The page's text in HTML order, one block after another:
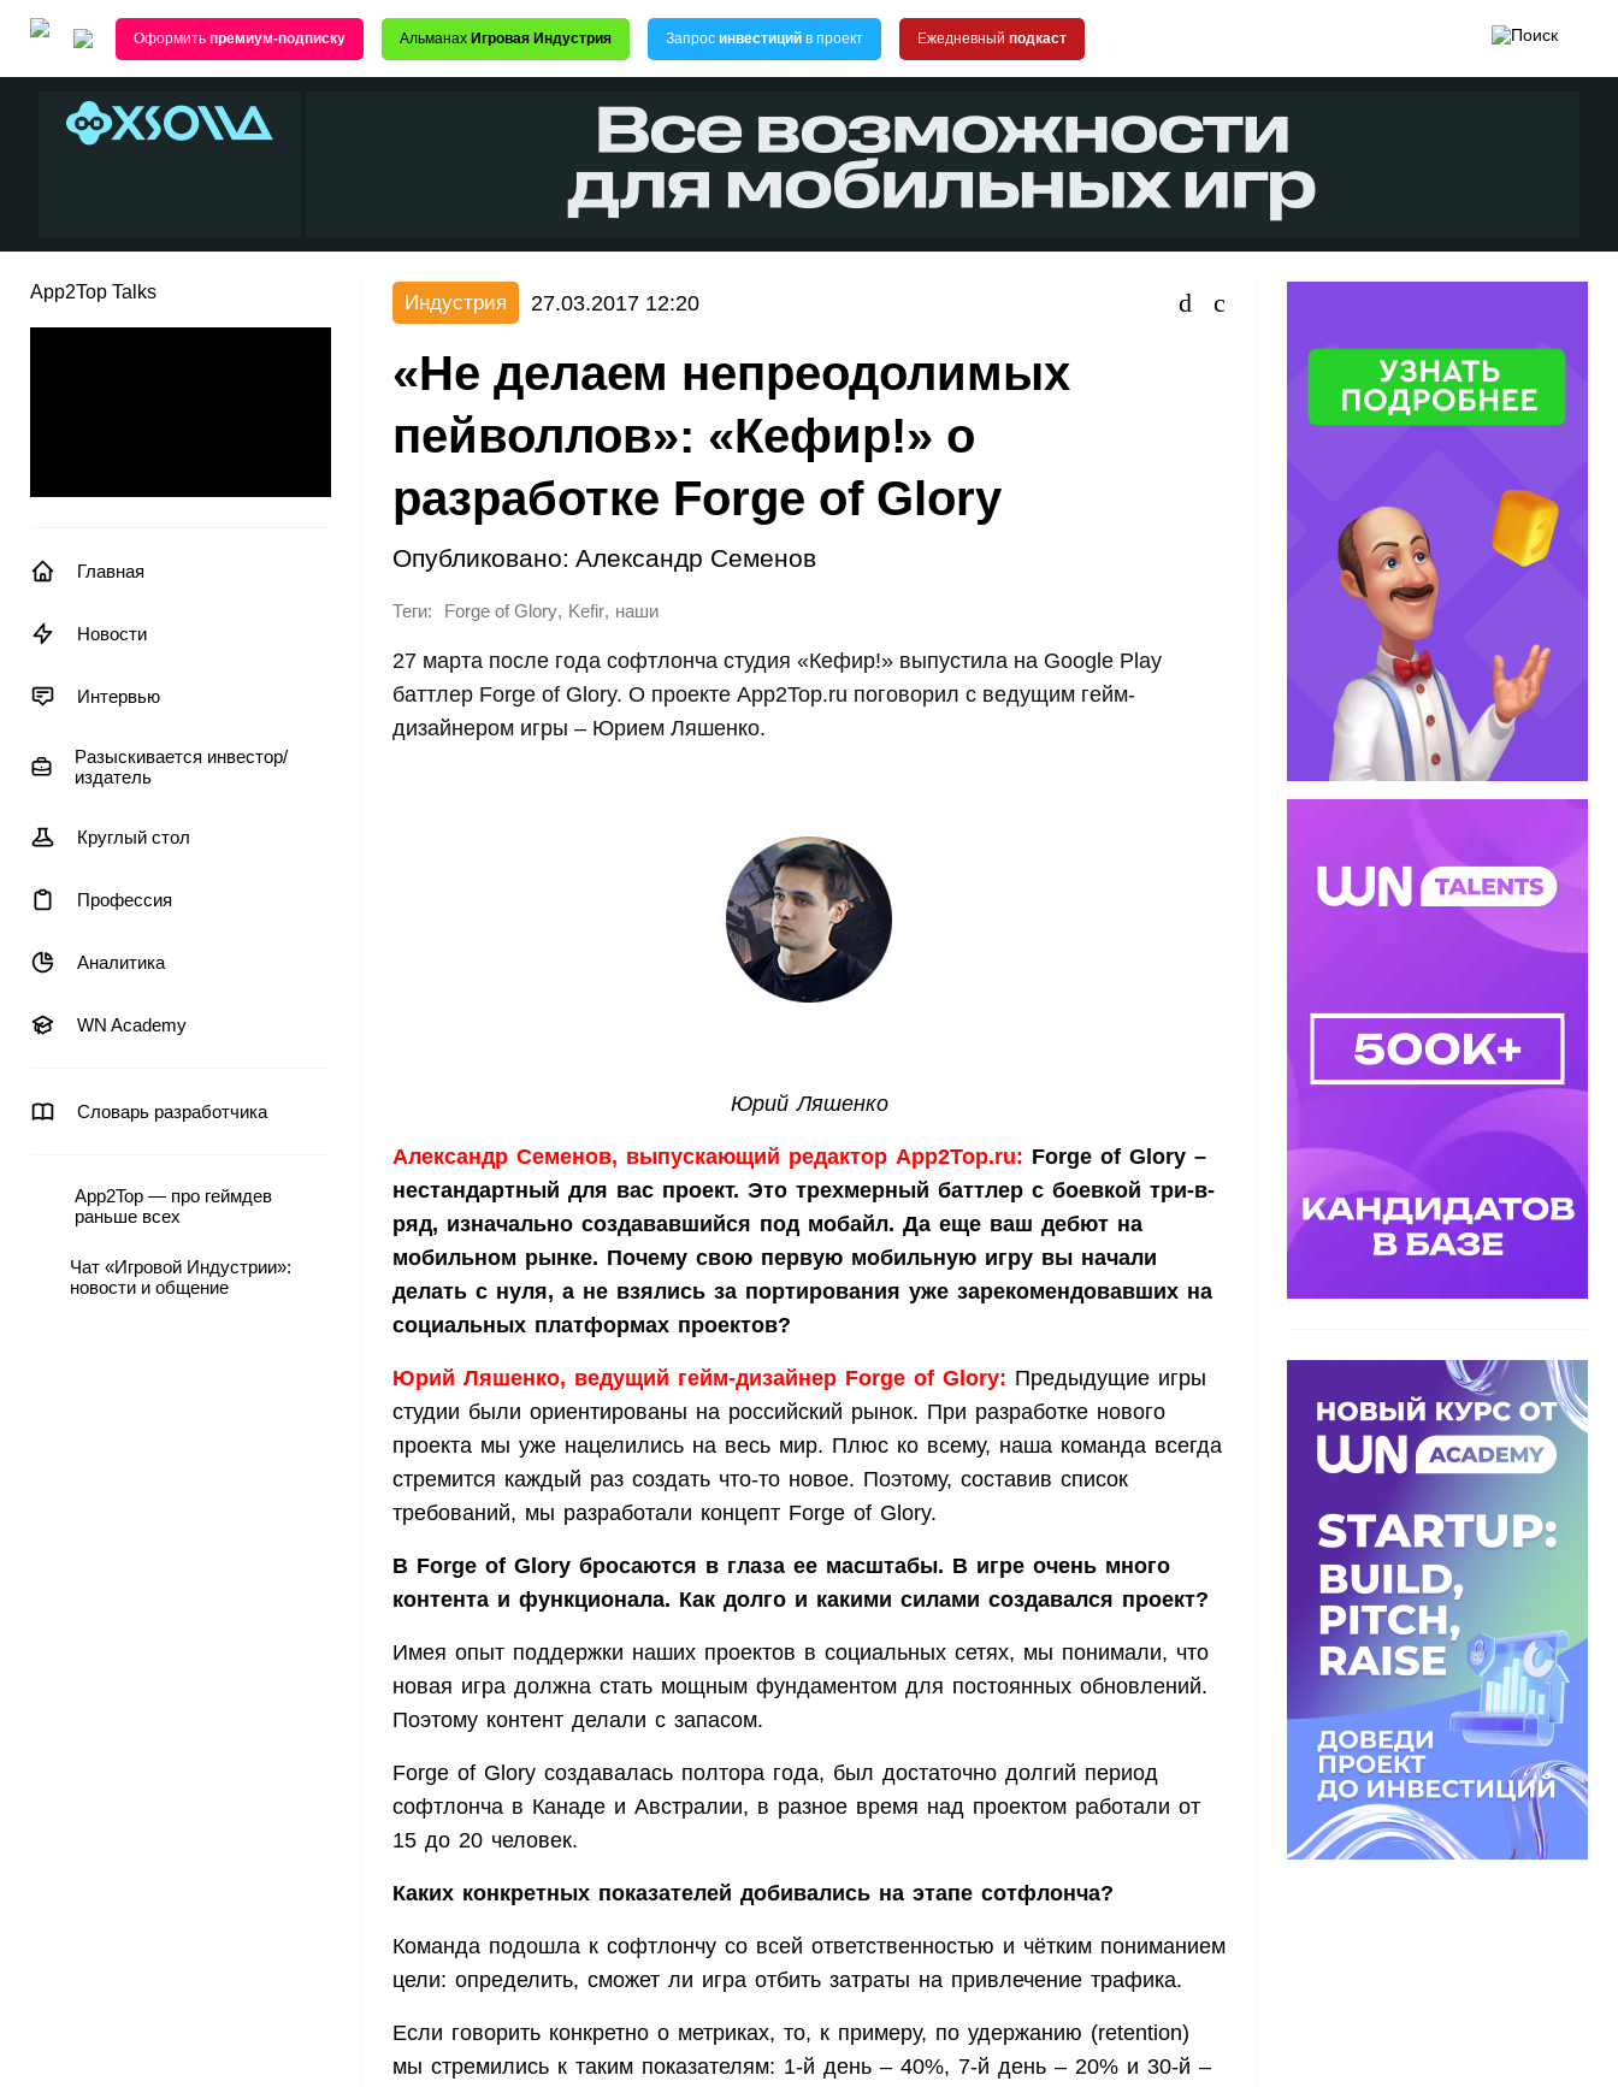
Оформить премиум-подписку Альманах Игровая Индустрия Запрос инвестиций в проект Ежедневный подкаст
App2Top Talks
Главная
Новости
Интервью
Разыскивается инвестор/
издатель
Круглый стол
Профессия
Аналитика
WN Academy
Словарь разработчика
App2Top — про геймдев
раньше всех
Чат «Игровой Индустрии»:
новости и общение
Индустрия 27.03.2017 12:20
«Не делаем непреодолимых
пейволлов»: «Кефир!» о
разработке Forge of Glory
Опубликовано: Александр Семенов
Теги: Forge of Glory, Kefir, наши
27 марта после года софтлонча студия «Кефир!» выпустила на Google Play
баттлер Forge of Glory. О проекте App2Top.ru поговорил с ведущим гейм-
дизайнером игры – Юрием Ляшенко.
Юрий Ляшенко
Александр Семенов, выпускающий редактор App2Top.ru: Forge of Glory –
нестандартный для вас проект. Это трехмерный баттлер с боевкой три-в-
ряд, изначально создававшийся под мобайл. Да еще ваш дебют на
мобильном рынке. Почему свою первую мобильную игру вы начали
делать с нуля, а не взялись за портирования уже зарекомендовавших на
социальных платформах проектов?
Юрий Ляшенко, ведущий гейм-дизайнер Forge of Glory: Предыдущие игры
студии были ориентированы на российский рынок. При разработке нового
проекта мы уже нацелились на весь мир. Плюс ко всему, наша команда всегда
стремится каждый раз создать что-то новое. Поэтому, составив список
требований, мы разработали концепт Forge of Glory.
В Forge of Glory бросаются в глаза ее масштабы. В игре очень много
контента и функционала. Как долго и какими силами создавался проект?
Имея опыт поддержки наших проектов в социальных сетях, мы понимали, что
новая игра должна стать мощным фундаментом для постоянных обновлений.
Поэтому контент делали с запасом.
Forge of Glory создавалась полтора года, был достаточно долгий период
софтлонча в Канаде и Австралии, в разное время над проектом работали от
15 до 20 человек.
Каких конкретных показателей добивались на этапе сотфлонча?
Команда подошла к софтлончу со всей ответственностью и чётким пониманием
цели: определить, сможет ли игра отбить затраты на привлечение трафика.
Если говорить конкретно о метриках, то, к примеру, по удержанию (retention)
мы стремились к таким показателям: 1-й день – 40%, 7-й день – 20% и 30-й –